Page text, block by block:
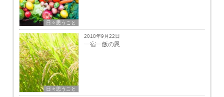
日々思うこと
日々思うこと
2018年9月22日
一宿一飯の恩